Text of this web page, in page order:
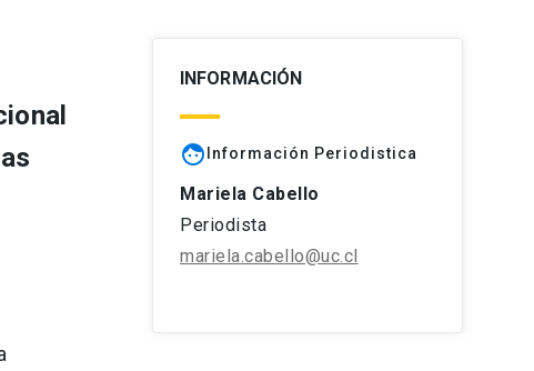
INFORMACIÓN
face Información Periodistica
Mariela Cabello
Periodista
mariela.cabello@uc.cl